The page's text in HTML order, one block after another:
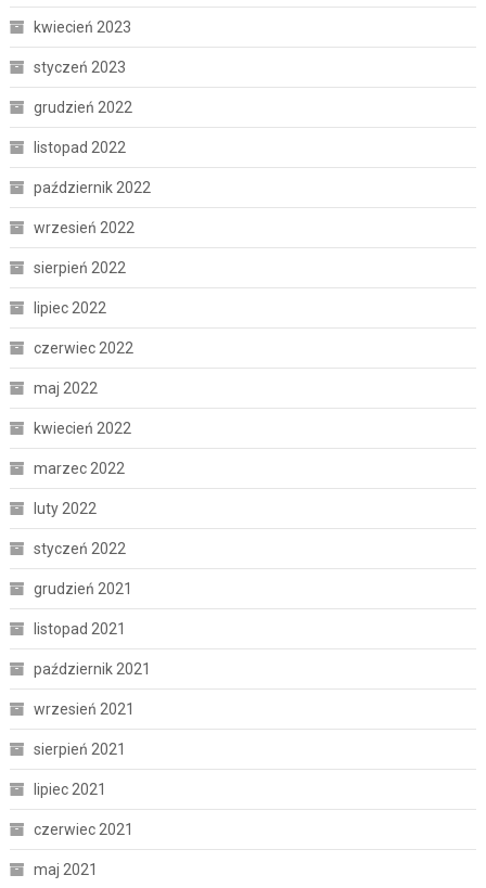
kwiecień 2023
styczeń 2023
grudzień 2022
listopad 2022
październik 2022
wrzesień 2022
sierpień 2022
lipiec 2022
czerwiec 2022
maj 2022
kwiecień 2022
marzec 2022
luty 2022
styczeń 2022
grudzień 2021
listopad 2021
październik 2021
wrzesień 2021
sierpień 2021
lipiec 2021
czerwiec 2021
maj 2021